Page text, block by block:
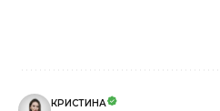
КРИСТИНА